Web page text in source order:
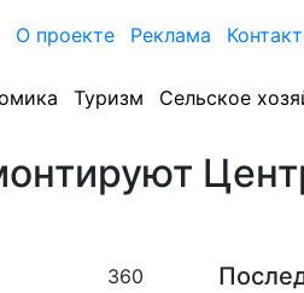
О проекте Реклама
Туризм Сельское
360